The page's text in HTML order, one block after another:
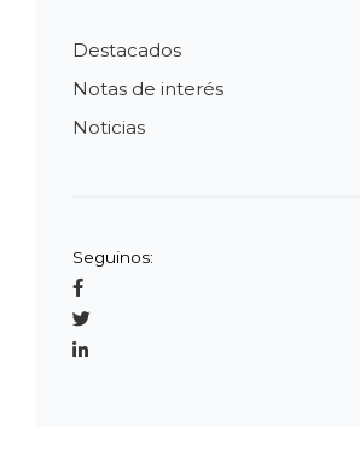
Destacados
Notas de interés
Noticias
Seguinos: